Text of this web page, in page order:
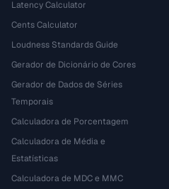
Latency Calculator
Cents Calculator
Loudness Standards Guide
Gerador de Dicionário de Cores
Gerador de Dados de Séries
Temporais
Calculadora de Porcentagem
Calculadora de Média e
Estatísticas
Calculadora de MDC e MMC